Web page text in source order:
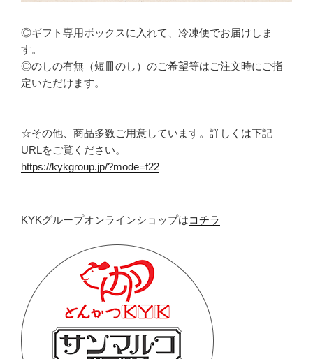
◎ギフト専用ボックスに入れて、冷凍便でお届けしま
す。
◎のしの有無（短冊のし）のご希望等はご注文時にご指
定いただけます。
☆その他、商品多数ご用意しています。詳しくは下記
URLをご覧ください。
https://kykgroup.jp/?mode=f22
KYKグループオンラインショップはコチラ